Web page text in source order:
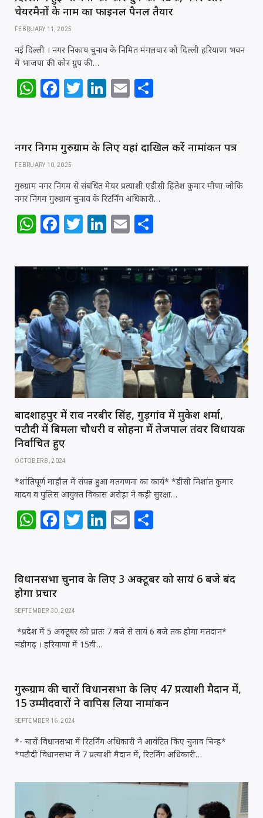
चेयरमैनों के नाम का फाइनल पैनल तैयार
FEBRUARY 11, 2025
नई दिल्ली । नगर निकाय चुनाव के निमित मंगलवार को दिल्ली हरियाणा भवन
में भाजपा की कोर ग्रुप की…
W
s
A
p
p
F
e
b
o
o
k
T
e
Li
e
n
E
l e
नगर निगम गुरुग्राम के लिए यहां दाखिल करें नामांकन पत्र
FEBRUARY 10, 2025
गुरुग्राम नगर निगम से संबंधित मेयर प्रत्याशी एडीसी हितेश कुमार मीणा जोकि
नगर निगम गुरुग्राम चुनाव के रिटर्निंग अधिकारी…
W
at
p
p
F
c
b
o
o
k
T
itt
e
r
Li
k
dI
n
E
ai
l
ar
e
बादशाहपुर में राव नरबीर सिंह, गुड़गांव में मुकेश शर्मा,
पटौदी में बिमला चौधरी व सोहना में तेजपाल तंवर विधायक
निर्वाचित हुए
OCTOBER 8, 2024
*शांतिपूर्ण माहौल में संपन्न हुआ मतगणना का कार्य* *डीसी निशांत कुमार
यादव व पुलिस आयुक्त विकास अरोड़ा ने कड़ी सुरक्षा…
W
s
A
p
p
F
e
b
o
o
k
T
e
Li
e
E
l e
विधानसभा चुनाव के लिए 3 अक्टूबर को सायं 6 बजे बंद
होगा प्रचार
SEPTEMBER 30, 2024
*प्रदेश में 5 अक्टूबर को प्रातः 7 बजे से सायं 6 बजे तक होगा मतदान*
चंडीगढ़ । हरियाणा में 15वी…
गुरूग्राम की चारों विधानसभा के लिए 47 प्रत्याशी मैदान में,
15 उम्मीदवारों ने वापिस लिया नामांकन
SEPTEMBER 16, 2024
*- चारों विधानसभा में रिटर्निंग अधिकारी ने आवंटित किए चुनाव चिन्ह*
*पटौदी विधानसभा में 7 प्रत्याशी मैदान में, रिटर्निंग अधिकारी…